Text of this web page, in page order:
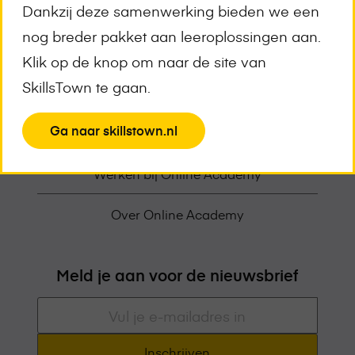
Trainingsoverzicht
Demo aanvragen
Deelnemende Opleiders
Awards en Erkenningen
Werken bij Online Academy
Over Online Academy
Meld je aan voor de nieuwsbrief
*
Dankzij deze samenwerking bieden we een
nog breder pakket aan leeroplossingen aan.
Klik op de knop om naar de site van
SkillsTown te gaan.
View
page
Ga naar skillstown.nl